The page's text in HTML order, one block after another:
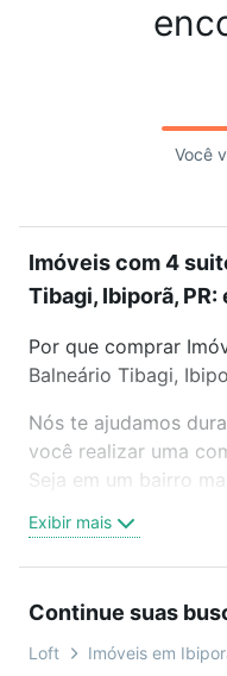
Você
Imóveis com 4
Tibagi, Ibiporã,
Por que comprar
Balneário Tibagi,
Nós te ajudamos
você realizar uma
Seja em um bairro
oferta ideal de
Balneário Tibagi,
videochamada, é
ainda conta com
Exibir mais
Continue suas
Loft Imóveis em